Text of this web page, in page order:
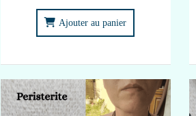
Ajouter au panier